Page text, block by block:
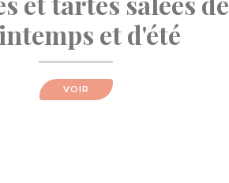
et d'été
VOIR